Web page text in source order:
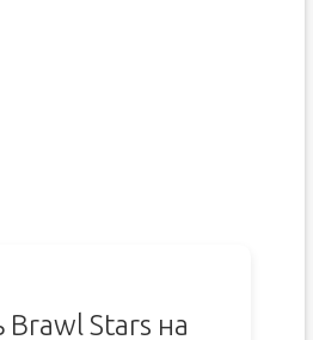
Brawl Stars на